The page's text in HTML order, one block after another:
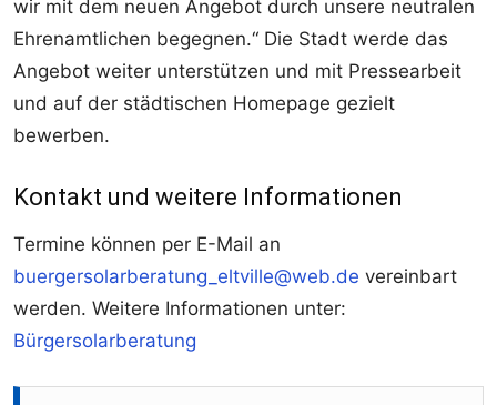
wir mit dem neuen Angebot durch unsere neutralen
Ehrenamtlichen begegnen.“ Die Stadt werde das
Angebot weiter unterstützen und mit Pressearbeit
und auf der städtischen Homepage gezielt
bewerben.
Kontakt und weitere Informationen
Termine können per E-Mail an
buergersolarberatung_eltville@web.de vereinbart
werden. Weitere Informationen unter:
Bürgersolarberatung